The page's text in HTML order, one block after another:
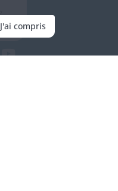
J'ai compris